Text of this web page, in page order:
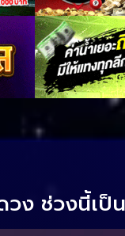
ง ช่วงนี้เป็